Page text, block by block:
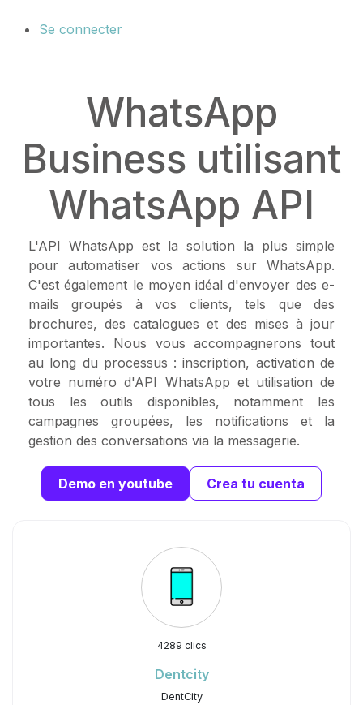
Se connecter
WhatsApp
Business utilisant
WhatsApp API
L'API WhatsApp est la solution la plus simple
pour automatiser vos actions sur WhatsApp.
C'est également le moyen idéal d'envoyer des e-
mails groupés à vos clients, tels que des
brochures, des catalogues et des mises à jour
importantes. Nous vous accompagnerons tout
au long du processus : inscription, activation de
votre numéro d'API WhatsApp et utilisation de
tous les outils disponibles, notamment les
campagnes groupées, les notifications et la
gestion des conversations via la messagerie.
Demo en youtube Crea tu cuenta
4289 clics
Dentcity
DentCity